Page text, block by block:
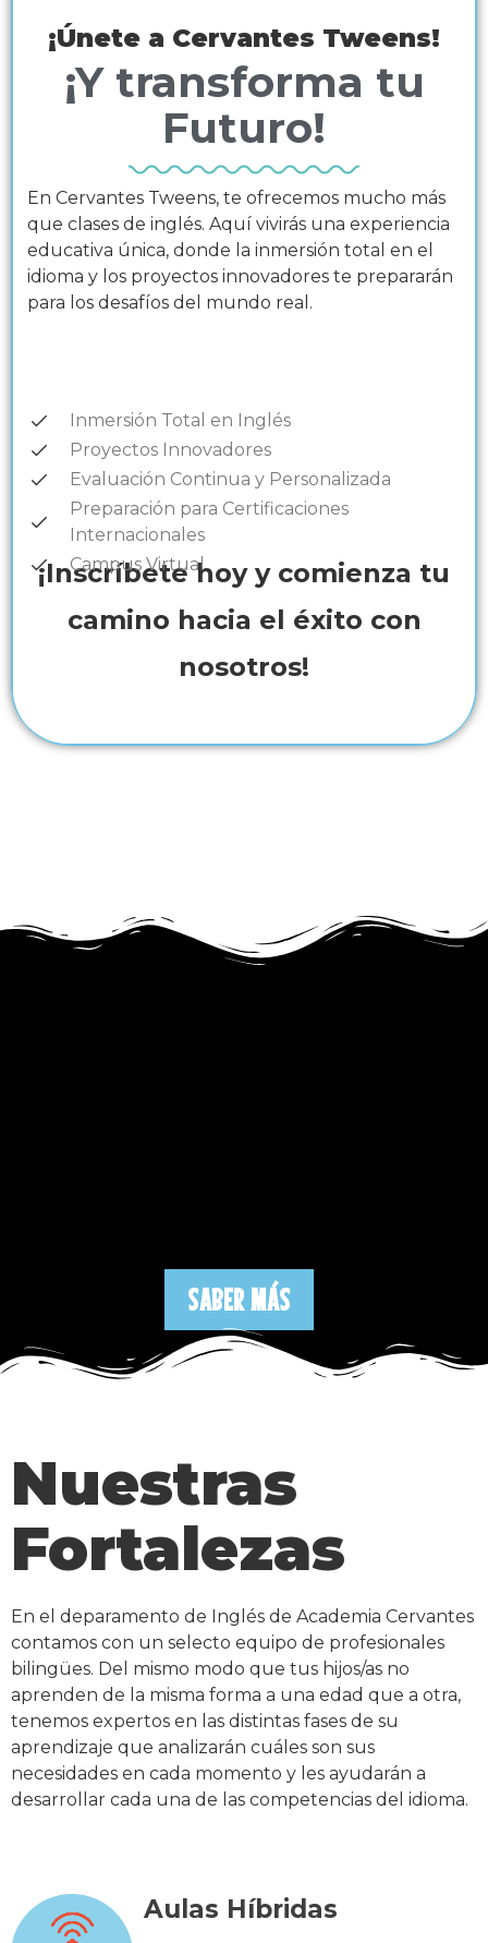
¡Únete a Cervantes Tweens!
¡Y transforma tu
Futuro!
En Cervantes Tweens, te ofrecemos mucho más
que clases de inglés. Aquí vivirás una experiencia
educativa única, donde la inmersión total en el
idioma y los proyectos innovadores te prepararán
para los desafíos del mundo real.
Inmersión Total en Inglés
Proyectos Innovadores
Evaluación Continua y Personalizada
Preparación para Certificaciones
Internacionales
Campus Virtual
¡Inscríbete hoy y comienza tu
camino hacia el éxito con
nosotros!
SABER MÁS
Nuestras
Fortalezas
En el deparamento de Inglés de Academia Cervantes
contamos con un selecto equipo de profesionales
bilingües. Del mismo modo que tus hijos/as no
aprenden de la misma forma a una edad que a otra,
tenemos expertos en las distintas fases de su
aprendizaje que analizarán cuáles son sus
necesidades en cada momento y les ayudarán a
desarrollar cada una de las competencias del idioma.
Aulas Híbridas